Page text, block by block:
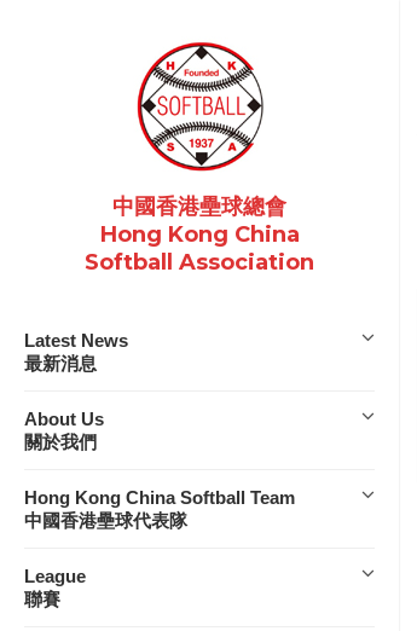
中國香港壘球總會
Hong Kong China
Softball Association
Latest News
最新消息
About Us
關於我們
Hong Kong China Softball Team
中國香港壘球代表隊
League
聯賽